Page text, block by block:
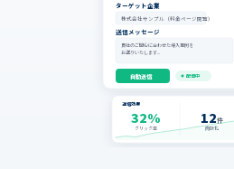
ターゲット企業
株式会社サンプル（料金ページ閲覧）
送信メッセージ
貴社のご関心に合わせた導入事例を
お送りいたします...
自動送信 配信中
送信効果
32%
クリック率
12件
商談化